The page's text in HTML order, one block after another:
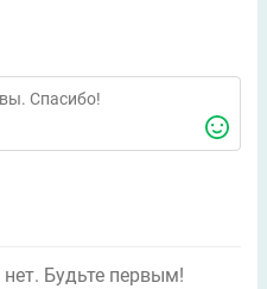
Будьте первым!